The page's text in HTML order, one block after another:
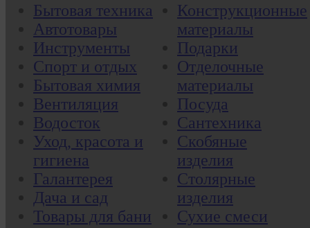
Бытовая техника
Автотовары
Инструменты
Спорт и отдых
Бытовая химия
Вентиляция
Водосток
Уход, красота и
гигиена
Галантерея
Дача и сад
Товары для бани
Конструкционные
материалы
Подарки
Отделочные
материалы
Посуда
Сантехника
Скобяные
изделия
Столярные
изделия
Сухие смеси